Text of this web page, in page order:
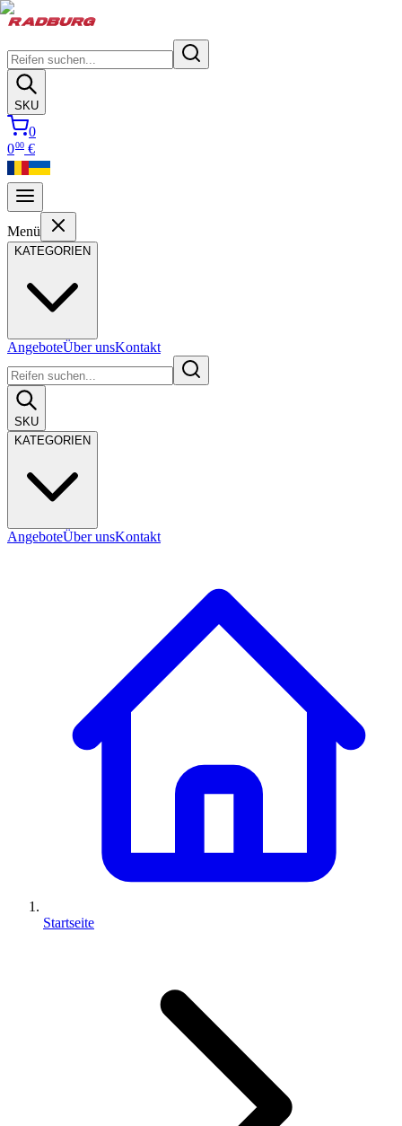
SKU
0
000 €
Menü
KATEGORIEN
AngeboteÜber unsKontakt
SKU
KATEGORIEN
AngeboteÜber unsKontakt
Startseite